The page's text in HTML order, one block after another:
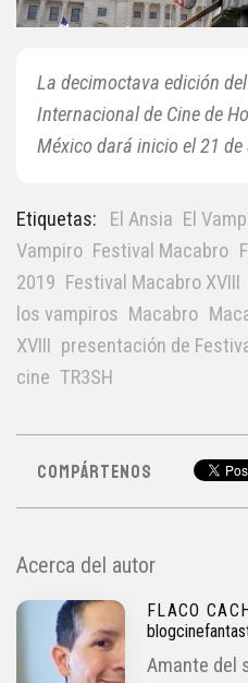
La decimoctava edición
Internacional de Cine de
México dará inicio el 21 de
Etiquetas: El Ansia El
Vampiro Festival Macabro
2019 Festival Macabro XVIII
los vampiros Macabro
XVIII presentación de
cine TR3SH
COMPÁRTENOS
Acerca del autor
FLACO
Amante del